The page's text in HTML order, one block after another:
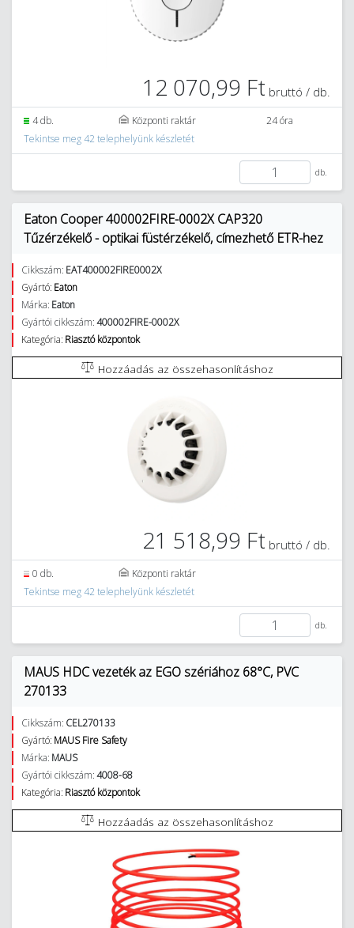
12 070,99 Ft bruttó / db.
4 db. Központi raktár
24 óra
Tekintse meg 42 telephelyünk készletét
db.
Eaton Cooper 400002FIRE-0002X CAP320
Tűzérzékelő - optikai füstérzékelő, címezhető ETR-hez
Cikkszám: EAT400002FIRE0002X
Gyártó: Eaton
Márka: Eaton
Gyártói cikkszám:400002FIRE-0002X
Kategória: Riasztó központok
Hozzáadás az összehasonlításhoz
21 518,99 Ft bruttó / db.
0 db.
Központi raktár
Tekintse meg 42 telephelyünk készletét
db.
MAUS HDC vezeték az EGO szériához 68°C, PVC
270133
Cikkszám: CEL270133
Gyártó: MAUS Fire Safety
Márka: MAUS
Gyártói cikkszám:4008-68
Kategória: Riasztó központok
Hozzáadás az összehasonlításhoz